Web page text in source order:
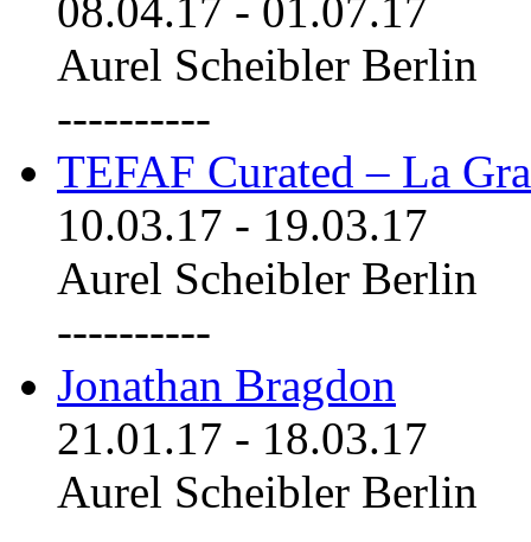
08.04.17 - 01.07.17
Aurel Scheibler Berlin
----------
TEFAF Curated – La
10.03.17 - 19.03.17
Aurel Scheibler Berlin
----------
Jonathan Bragdon
21.01.17 - 18.03.17
Aurel Scheibler Berlin